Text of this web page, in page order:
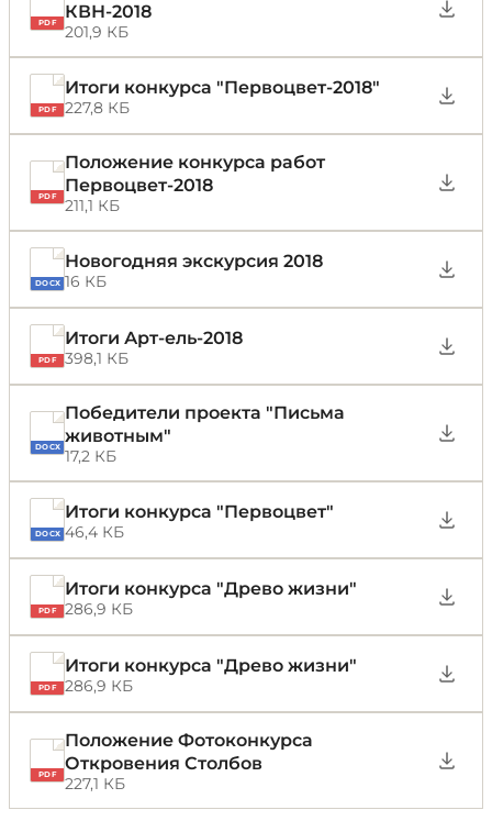
PDF
КВН-2018
201,9 КБ
PDF
Итоги конкурса "Первоцвет-2018"
227,8 КБ
PDF
Положение конкурса работ
Первоцвет-2018
211,1 КБ
DOCX
Новогодняя экскурсия 2018
16 КБ
PDF
Итоги Арт-ель-2018
398,1 КБ
DOCX
Победители проекта "Письма
животным"
17,2 КБ
DOCX
Итоги конкурса "Первоцвет"
46,4 КБ
PDF
Итоги конкурса "Древо жизни"
286,9 КБ
PDF
Итоги конкурса "Древо жизни"
286,9 КБ
PDF
Положение Фотоконкурса
Откровения Столбов
227,1 КБ